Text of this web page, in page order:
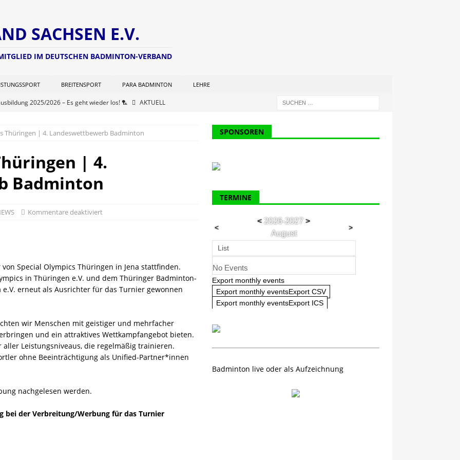
SACHSEN E.V.
IM DEUTSCHEN BADMINTON-VERBAND
BREITENSPORT PARA BADMINTON LEHRE
2025/2026 – Es geht wieder los! 🏸
AKTUELL
hat seine Seite aktualisiert (Stand: 21.06.2025)
Kohlen Cup der Aktiven
AKTUELL
2024/2025 – Finale! 💪🏸
Thüringen | 4. Landeswettbewerb Badminton
| 4.
Badminton
Kommentare deaktiviert
Special Olympics Thüringen in Jena stattfinden.
in Thüringen e.V. und dem Thüringer Badminton-
e.V. erneut als Ausrichter für das Turnier gewonnen
wir Menschen mit geistiger und mehrfacher
und ein attraktives Wettkampfangebot bieten.
Leistungsniveaus, die regelmäßig trainieren.
ohne Beeinträchtigung als Unified-Partner*innen
nachgelesen werden.
der Verbreitung/Werbung für das Turnier
SPONSOREN
TERMINE
<
< 2026-2027>
August
>
List
No Events
Export monthly events
Export monthly eventsExport CSV
Export monthly eventsExport ICS
Badminton live oder als Aufzeichnung